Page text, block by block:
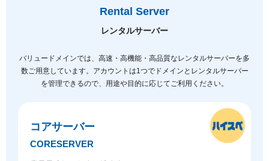
Rental Server
レンタルサーバー
バリュードメインでは、高速・高機能・高品質なレンタルサーバーを多
数ご用意しています。
アカウントは1つでドメインとレンタルサーバー
を管理できるので、用途や目的に応じてご利用ください。
コアサーバー
CORESERVER